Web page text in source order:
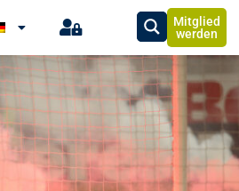
Mitglied
werden